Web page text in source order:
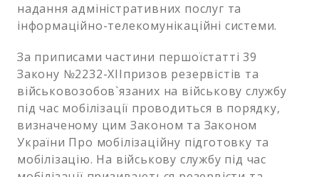
надання адміністративних послуг та
інформаційно-телекомунікаційні системи.
За приписами частини першоїстатті 39
Закону №2232-XIIпризов резервістів та
військовозобов`язаних на військову службу
під час мобілізації проводиться в порядку,
визначеному цим Законом та Законом
України Про мобілізаційну підготовку та
мобілізацію. На військову службу під час